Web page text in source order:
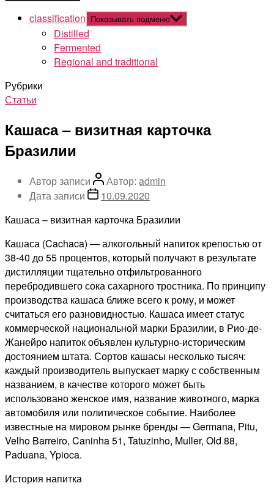
classification Показывать подменю
Distilled
Fermented
Regional and traditional
Рубрики
Статьи
Кашаса – визитная карточка
Бразилии
Автор записи Автор: admin
Дата записи
10.09.2020
Кашаса – визитная карточка Бразилии
Кашаса (Cachaca) — алкогольный напиток крепостью от
38-40 до 55 процентов, который получают в результате
дистилляции тщательно отфильтрованного
перебродившего сока сахарного тростника. По принципу
производства кашаса ближе всего к рому, и может
считаться его разновидностью. Кашаса имеет статус
коммерческой национальной марки Бразилии, в Рио-де-
Жанейро напиток объявлен культурно-историческим
достоянием штата. Сортов кашасы несколько тысяч:
каждый производитель выпускает марку с собственным
названием, в качестве которого может быть
использовано женское имя, название животного, марка
автомобиля или политическое событие. Наиболее
известные на мировом рынке бренды — Germana, Pitu,
Velho Barreiro, Caninha 51, Tatuzinho, Muller, Old 88,
Paduana, Ypioca.
История напитка